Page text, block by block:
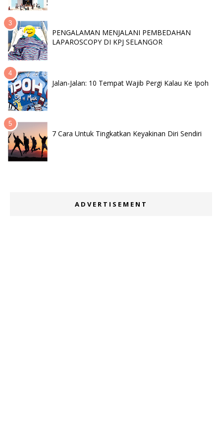
PENGALAMAN MENJALANI PEMBEDAHAN
LAPAROSCOPY DI KPJ SELANGOR
Jalan-Jalan: 10 Tempat Wajib Pergi Kalau Ke Ipoh
7 Cara Untuk Tingkatkan Keyakinan Diri Sendiri
ADVERTISEMENT